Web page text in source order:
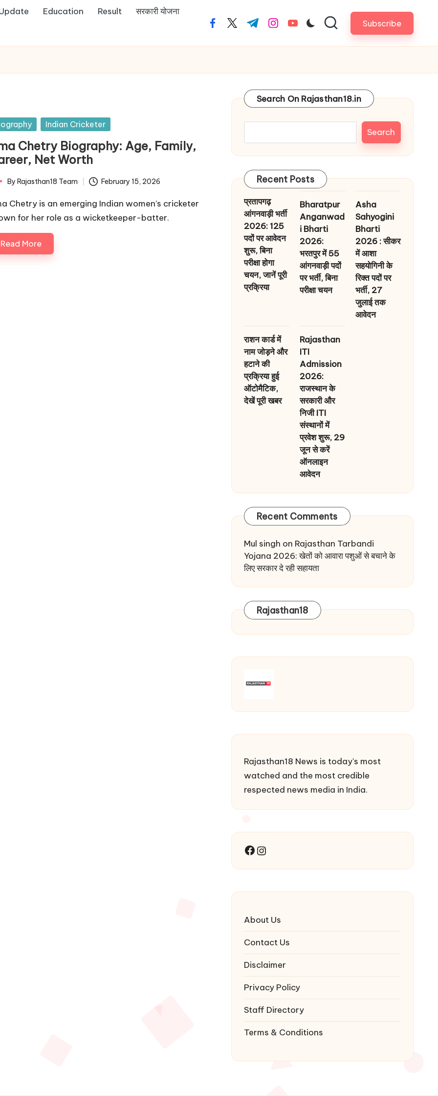
Education Result सरकारी योजना
facebook.com
twitter.com
t.me instagram.com
youtube.com Subscribe
Indian Cricketer
Chetry Biography: Age, Family,
Net Worth
By Rajasthan18 Team February 15, 2026
Chetry is an emerging Indian women’s cricketer
for her role as a wicketkeeper-batter.
Read More
Search On Rajasthan18.in
Search
Recent Posts
प्रतापगढ़
आंगनवाड़ी भर्ती
2026: 125
पदों पर आवेदन
शुरू, बिना
परीक्षा होगा
चयन, जानें पूरी
प्रक्रिया
Bharatpur
Anganwad
i Bharti
2026:
भरतपुर में 55
आंगनवाड़ी पदों
पर भर्ती, बिना
परीक्षा चयन
Asha
Sahyogini
Bharti
2026 : सीकर
में आशा
सहयोगिनी के
रिक्त पदों पर
भर्ती, 27
जुलाई तक
आवेदन
राशन कार्ड में
नाम जोड़ने और
हटाने की
प्रक्रिया हुई
ऑटोमैटिक,
देखें पूरी खबर
Rajasthan
ITI
Admission
2026:
राजस्थान के
सरकारी और
निजी ITI
संस्थानों में
प्रवेश शुरू, 29
जून से करें
ऑनलाइन
आवेदन
Recent Comments
Mul singh on Rajasthan Tarbandi
Yojana 2026: खेतों को आवारा पशुओं से बचाने के
लिए सरकार दे रही सहायता
Rajasthan18
Rajasthan18 News is today's most
watched and the most credible
respected news media in India.
Facebook
Instagram
About Us
Contact Us
Disclaimer
Privacy Policy
Staff Directory
Terms & Conditions